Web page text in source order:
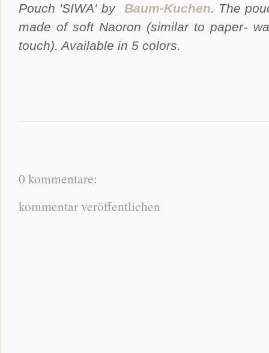
Pouch 'SIWA' by Baum-Kuchen. The
made of soft Naoron (similar to paper-
touch). Available in 5 colors.
0 kommentare:
kommentar veröffentlichen